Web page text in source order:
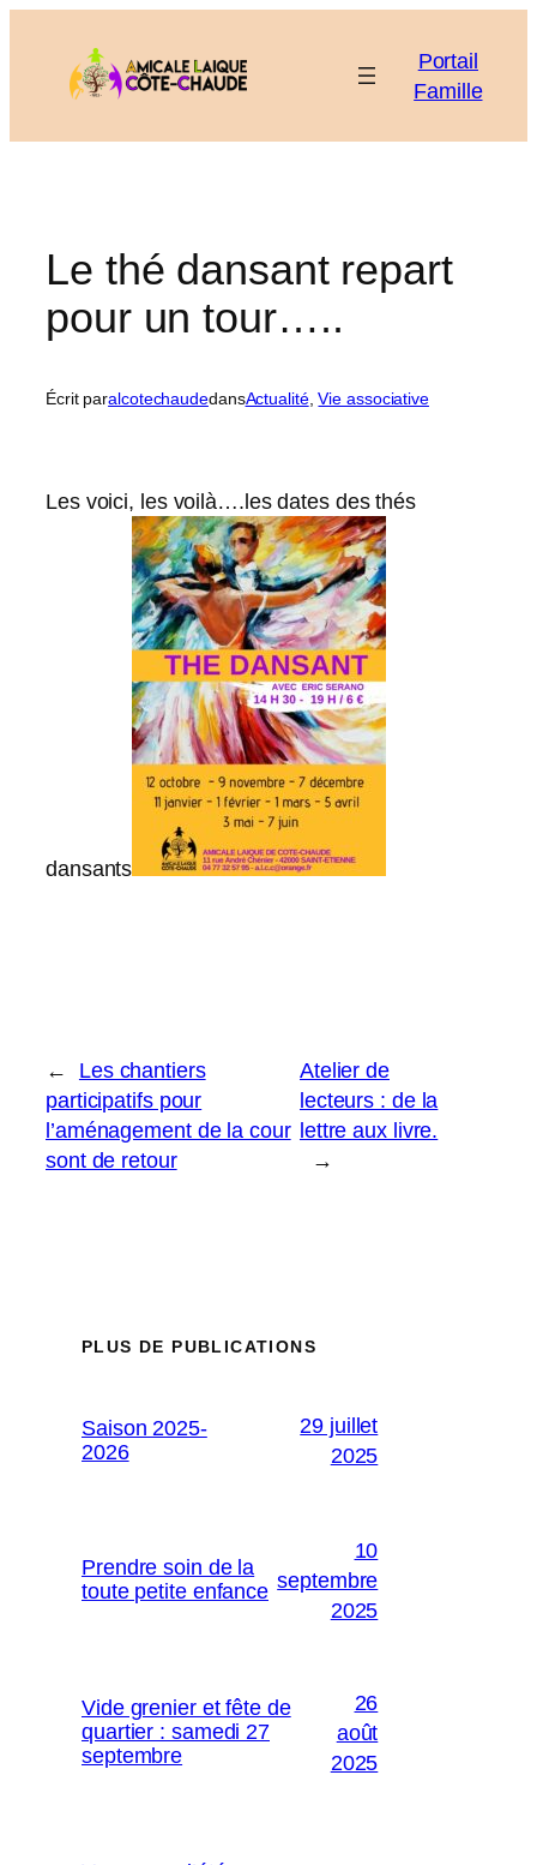
contenu
Portail
Famille
Le thé dansant repart
pour un tour…..
Écrit paralcotechaudedansActualité, Vie associative
Les voici, les voilà….les dates des thés
dansants
←
Les chantiers
participatifs pour
l’aménagement de la cour
sont de retour
Atelier de
lecteurs : de la
lettre aux livre.
→
PLUS DE PUBLICATIONS
Saison 2025-
2026
29 juillet
2025
Prendre soin de la
toute petite enfance
10
septembre
2025
Vide grenier et fête de
quartier : samedi 27
septembre
26
août
2025